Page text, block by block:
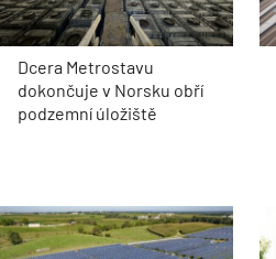
Dcera Metrostavu
dokončuje v Norsku obří
podzemní úložiště